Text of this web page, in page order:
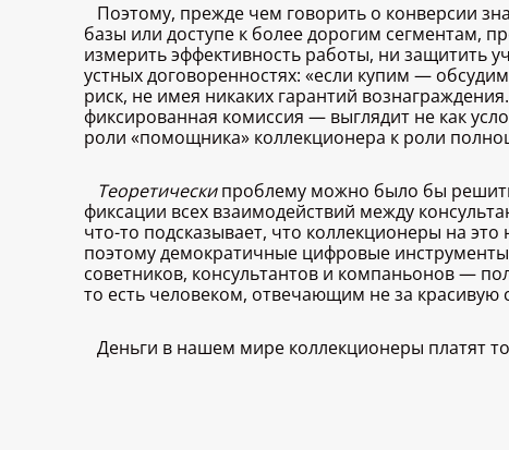
Поэтому, прежде чем говорить о конверсии
базы или доступе к более дорогим сегментам,
измерить эффективность работы, ни защитить
устных договоренностях: «если купим —
риск, не имея никаких гарантий
фиксированная комиссия — выглядит не как
роли «помощника» коллекционера к роли
Теоретическипроблему можно было бы
фиксации всех взаимодействий между
что-то подсказывает, что коллекционеры на
поэтому демократичные цифровые
советников, консультантов и компаньонов —
то есть человеком, отвечающим не за красивую
Деньги в нашем мире коллекционеры платят